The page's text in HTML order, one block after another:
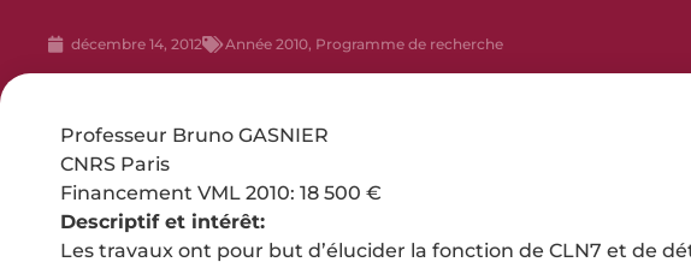
décembre 14, 2012 Année 2010, Programme de recherche
Professeur Bruno GASNIER
CNRS Paris
Financement VML 2010: 18 500 €
Descriptif et intérêt:
Les travaux ont pour but d’élucider la fonction de CLN7 et de